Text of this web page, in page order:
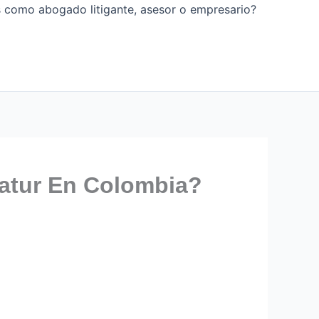
abogado litigante, asesor o empresario?
En Colombia?